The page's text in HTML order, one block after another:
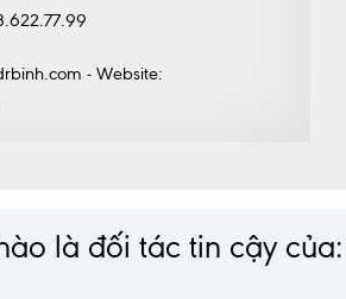
- Website:
là đối tác tin cậy của: